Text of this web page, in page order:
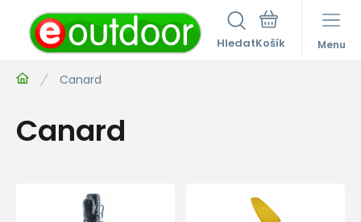
Hledat Menu
Canard
Canard